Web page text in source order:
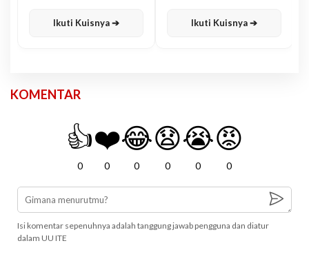
Ikuti Kuisnya ➔ Ikuti Kuisnya ➔
KOMENTAR
👍
0
❤️
0
😂
0
😧
0
😭
0
😡
0
Isi komentar sepenuhnya adalah tanggung jawab pengguna dan diatur
dalam UU ITE